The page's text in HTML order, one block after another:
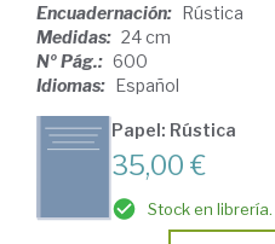
Encuadernación: Rústica
Medidas: 24 cm
Nº Pág.: 600
Idiomas: Español
Papel: Rústica
35,00 €
Stock en